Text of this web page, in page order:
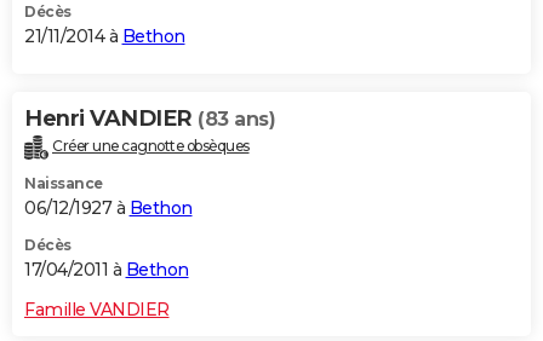
Décès
21/11/2014 à Bethon
Henri VANDIER (83 ans)
Créer une cagnotte obsèques
Naissance
06/12/1927 à Bethon
Décès
17/04/2011 à Bethon
Famille VANDIER